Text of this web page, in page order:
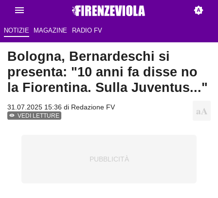
NOTIZIE MAGAZINE RADIO FV
Bologna, Bernardeschi si
presenta: "10 anni fa disse no
la Fiorentina. Sulla Juventus..."
31.07.2025 15:36 di Redazione FV
VEDI LETTURE